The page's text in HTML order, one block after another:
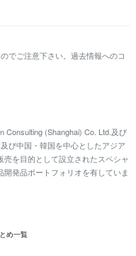
でご注意下さい。過去情報へのコ
Consulting (Shanghai) Co. Ltd.及び
び中国・韓国を中心としたアジア
を目的として設立されたスペシャ
発品ポートフォリオを有していま
め一覧